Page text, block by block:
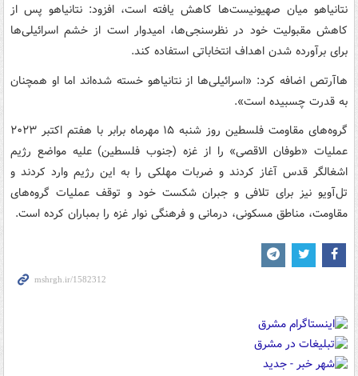
نتانیاهو میان صهیونیست‌ها کاهش یافته است، افزود: نتانیاهو پس از
کاهش مقبولیت خود در نظرسنجی‌ها، امیدوار است از خشم اسرائیلی‌ها
برای برآورده شدن اهداف انتخاباتی استفاده کند.
هاآرتص اضافه کرد: «اسرائیلی‌ها از نتانیاهو خسته شده‌اند اما او همچنان
به قدرت چسبیده است».
گروه‌های مقاومت فلسطین روز شنبه ۱۵ مهرماه برابر با هفتم اکتبر ۲۰۲۳
عملیات «طوفان الاقصی» را از غزه (جنوب فلسطین) علیه مواضع رژیم
اشغالگر قدس آغاز کردند و ضربات مهلکی را به این رژیم وارد کردند و
تل‌آویو نیز برای تلافی و جبران شکست خود و توقف عملیات گروه‌های
مقاومت، مناطق مسکونی، درمانی و فرهنگی نوار غزه را بمباران کرده است.